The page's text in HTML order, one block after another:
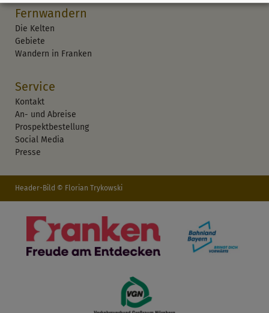
Fernwandern
Die Kelten
Gebiete
Wandern in Franken
Service
Kontakt
An- und Abreise
Prospektbestellung
Social Media
Presse
Header-Bild © Florian Trykowski